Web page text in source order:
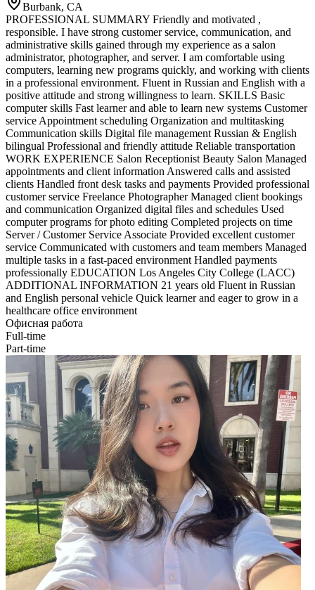
Burbank, CA
PROFESSIONAL SUMMARY Friendly and motivated ,
responsible. I have strong customer service, communication, and
administrative skills gained through my experience as a salon
administrator, photographer, and server. I am comfortable using
computers, learning new programs quickly, and working with clients
in a professional environment. Fluent in Russian and English with a
positive attitude and strong willingness to learn. SKILLS Basic
computer skills Fast learner and able to learn new systems Customer
service Appointment scheduling Organization and multitasking
Communication skills Digital file management Russian & English
bilingual Professional and friendly attitude Reliable transportation
WORK EXPERIENCE Salon Receptionist Beauty Salon Managed
appointments and client information Answered calls and assisted
clients Handled front desk tasks and payments Provided professional
customer service Freelance Photographer Managed client bookings
and communication Organized digital files and schedules Used
computer programs for photo editing Completed projects on time
Server / Customer Service Associate Provided excellent customer
service Communicated with customers and team members Managed
multiple tasks in a fast-paced environment Handled payments
professionally EDUCATION Los Angeles City College (LACC)
ADDITIONAL INFORMATION 21 years old Fluent in Russian
and English personal vehicle Quick learner and eager to grow in a
healthcare office environment
Офисная работа
Full-time
Part-time